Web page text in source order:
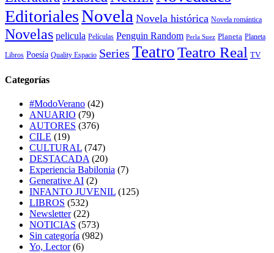
EditorialesNovela Novela histórica Novela romántica
Novelas pelicula Películas Penguin Random Perla Suez Planeta Planeta
Libros Poesía Quality Espacio Series TeatroTeatro Real TV
Categorías
#ModoVerano (42)
ANUARIO (79)
AUTORES (376)
CILE (19)
CULTURAL (747)
DESTACADA(20)
Experiencia Babilonia (7)
Generative AI (2)
INFANTO JUVENIL (125)
LIBROS (532)
Newsletter(22)
NOTICIAS (573)
Sin categoría (982)
Yo, Lector(6)